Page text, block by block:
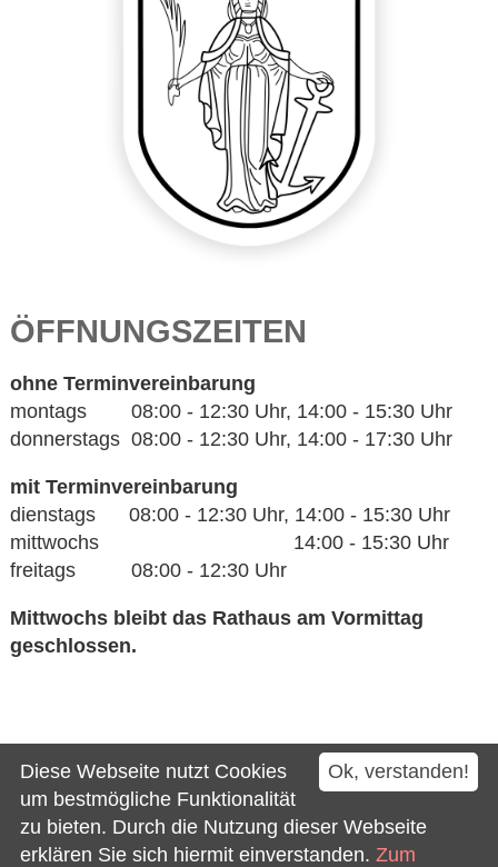
ÖFFNUNGSZEITEN
ohne Terminvereinbarung
montags 08:00 - 12:30 Uhr, 14:00 - 15:30 Uhr
donnerstags 08:00 - 12:30 Uhr, 14:00 - 17:30 Uhr
mit Terminvereinbarung
dienstags 08:00 - 12:30 Uhr, 14:00 - 15:30 Uhr
mittwochs 14:00 - 15:30 Uhr
freitags 08:00 - 12:30 Uhr
Mittwochs bleibt das Rathaus am Vormittag
geschlossen.
Kontakt
Impressum
Datenschutz
Ok, verstanden!
Diese Webseite nutzt Cookies
um bestmögliche Funktionalität
zu bieten. Durch die Nutzung dieser Webseite
erklären Sie sich hiermit einverstanden. Zum